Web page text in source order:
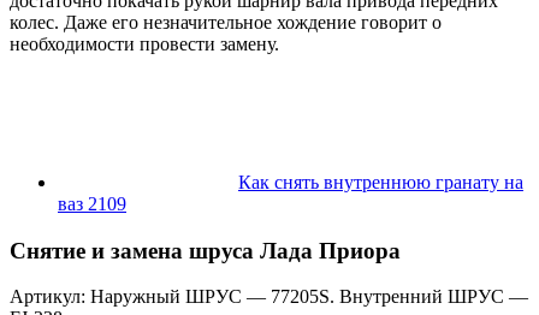
колес. Даже его незначительное хождение говорит о
необходимости провести замену.
Как снять внутреннюю гранату на
ваз 2109
Снятие и замена шруса Лада Приора
Артикул: Наружный ШРУС — 77205S. Внутренний ШРУС —